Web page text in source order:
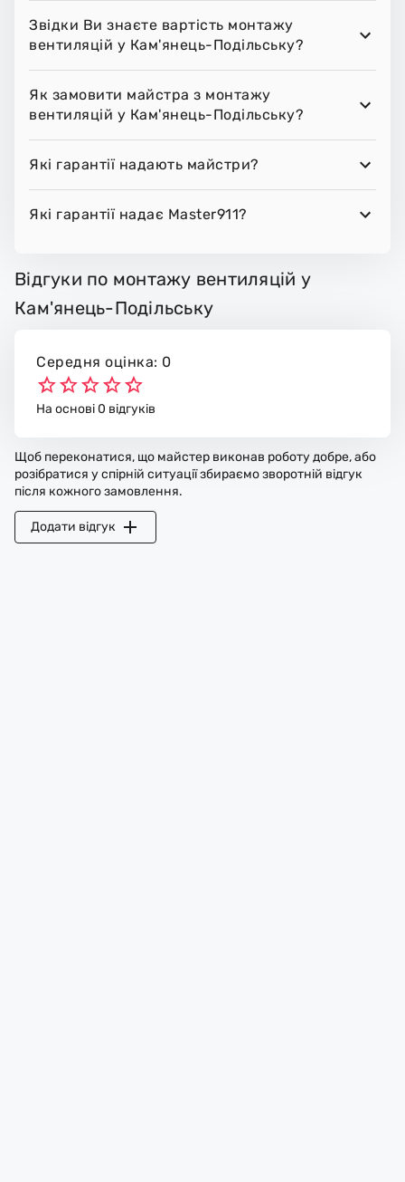
Звідки Ви знаєте вартість монтажу
вентиляцій у Кам'янець-Подільську?
Як замовити майстра з монтажу
вентиляцій у Кам'янець-Подільську?
Які гарантії надають майстри?
Які гарантії надає Master911?
Відгуки по монтажу вентиляцій у
Кам'янець-Подільську
Середня оцінка: 0
На основі 0 відгуків
Щоб переконатися, що майстер виконав роботу добре, або
розібратися у спірній ситуації збираємо зворотній відгук
після кожного замовлення.
Додати відгук